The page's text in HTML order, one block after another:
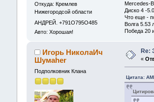
Откуда: Кремлев
Нижегородсой области
АНДРЕЙ. +791О795О485
Авто: Хорошая!
Mercedes-
Диско 4 -
Что еще -
Волга 5.53
Победа 20
Игорь НиколаИч
Шумаher
Подполковник Клана
Re:
«
Цитата: